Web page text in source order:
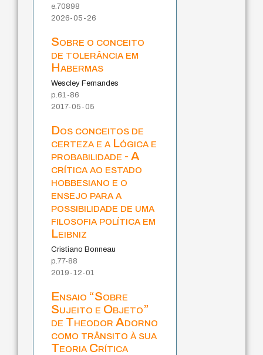
e.70898
2026-05-26
Sobre o conceito
de tolerância em
Habermas
Wescley Fernandes
p.61-86
2017-05-05
Dos conceitos de
certeza e a Lógica e
probabilidade - A
crítica ao estado
hobbesiano e o
ensejo para a
possibilidade de uma
filosofia política em
Leibniz
Cristiano Bonneau
p.77-88
2019-12-01
Ensaio “Sobre
Sujeito e Objeto”
de Theodor Adorno
como trânsito à sua
Teoria Crítica